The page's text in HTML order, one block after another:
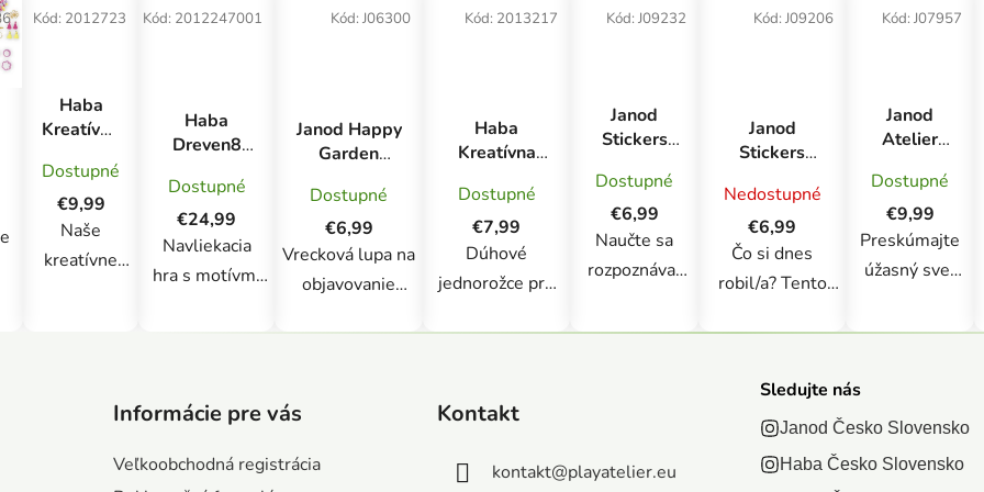
Haba
Kreatívna
Plstená
girlanda
Anjel
Dostupné
€9,99
Naše
kreatívne
všetko, čo
tvorcovia
Kód: 2012723
Haba
Dreven8
hra Šperky
s
predlohami
Dostupné
€24,99
Navliekacia
hra s motívmi
a detí je
hračka pre
malých
Kód: 2012247001
Janod Happy
Garden
lupa
Dostupné
€6,99
Vrecková lupa na
objavovanie
zväčšením bude
začínajúcich
Kód: J06300
Haba
Kreatívna
Vystrihovanie
Dúhové
jednorožce
Dostupné
€7,99
Dúhové
jednorožce pre
ktorá deťom
vystrihnúť 3
Kód: 2013217
Janod
Stickers
Emócie
100 ks od
3 rokov
balenie S
Dostupné
€6,99
Naučte sa
rozpoznávať
Táto drzá
obsahuje 100
Kód: J09232
Janod
Stickers
predlohami a
samolepkami
Môj deň 70
ks
Nedostupné
€6,99
Čo si dnes
robil/a? Tento
ilustráciami s
tematikou
denného režimu
Kód: J09206
Janod
Atelier
sada Mini
Mozaika
Jednorožec
Dostupné
€9,99
Preskúmajte
úžasný svet
poníkov! Táto
3 očíslované
kartičky, na
dieťa
Kód: J07957
Informácie pre vás
Veľkoobchodná registrácia
Kontakt
kontakt@playatelier.eu
Sledujte nás
Janod Česko Slovensko
Haba Česko Slovensko